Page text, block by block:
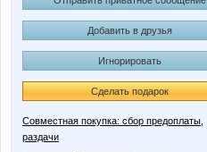
Добавить в друзья
Игнорировать
Сделать подарок
Совместная покупка: сбор предоплаты,
раздачи